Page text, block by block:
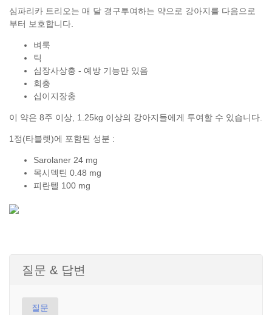
심파리카 트리오는 매 달 경구투여하는 약으로 강아지를 다음으로
부터 보호합니다.
벼룩
틱
심장사상충 - 예방 기능만 있음
회충
십이지장충
이 약은 8주 이상, 1.25kg 이상의 강아지들에게 투여할 수 있습니다.
1정(타블렛)에 포함된 성분 :
Sarolaner 24 mg
목시덱틴 0.48 mg
피란텔 100 mg
질문 & 답변
질문